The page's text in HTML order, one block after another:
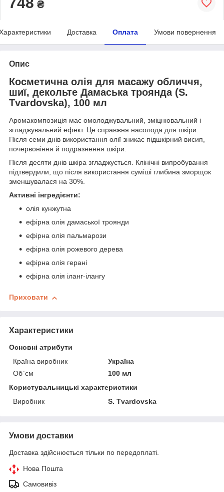
₴
Доставка Оплата Умови повернення
Опис
Косметична олія для масажу обличчя,
шиї, декольте Дамаська троянда (S.
Tvardovska), 100 мл
Аромакомпозиція має омолоджувальний, зміцнювальний і
згладжувальний ефект. Це справжня насолода для шкіри.
Після семи днів використання олії зникає підшкірний висип,
почервоніння й подразнення шкіри.
Після десяти днів шкіра згладжується. Клінічні випробування
підтвердили, що після використання суміші глибина зморщок
зменшувалася на 30%.
Активні інгредієнти:
олія кунжутна
ефірна олія дамаської троянди
ефірна олія пальмарози
ефірна олія рожевого дерева
ефірна олія герані
ефірна олія іланг-ілангу
Приховати
Характеристики
Основні атрибути
Країна виробник
Україна
Об`єм
100 мл
Користувальницькі характеристики
Виробник
S. Tvardovska
Умови доставки
Доставка здійснюється тільки по передоплаті.
Нова Пошта
Самовивіз